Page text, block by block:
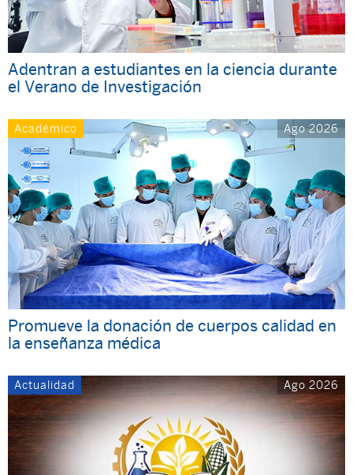
Adentran a estudiantes en la ciencia durante
el Verano de Investigación
Académico Ago 2026
Promueve la donación de cuerpos calidad en
la enseñanza médica
Actualidad Ago 2026